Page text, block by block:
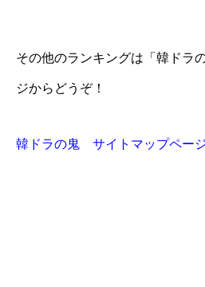
その他のランキングは「韓ドラ
ジからどうぞ！
韓ドラの鬼 サイトマップペー